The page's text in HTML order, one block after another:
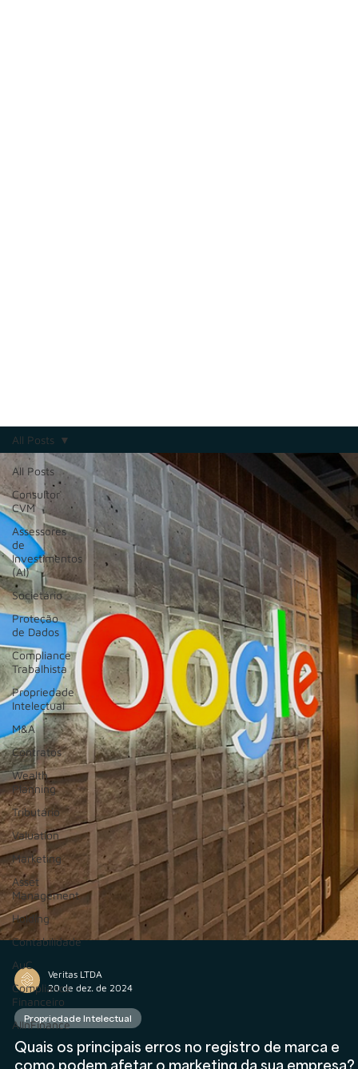
All Posts
Consultor
CVM
Assessores
de
Investimentos
(AI)
Societário
Proteção
de Dados
Compliance
Trabalhista
Propriedade
Intelectual
M&A
Contratos
Wealth
Planning
Tributário
Valuation
Marketing
Asset
Management
Holding
Contabilidade
AuC
Compliance
Financeiro
AIInFinance
All Posts